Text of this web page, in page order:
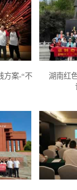
方案-“不
湖南红